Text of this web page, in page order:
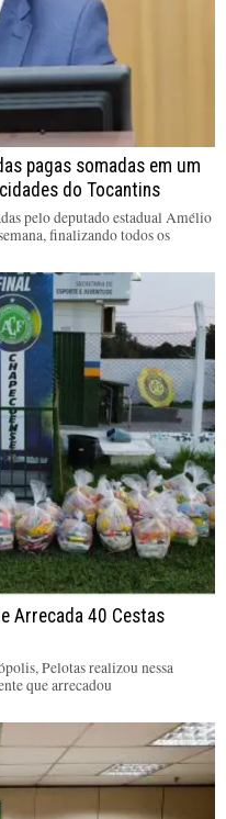
pagas somadas em um
do Tocantins
pelo deputado estadual Amélio
finalizando todos os
Arrecada 40 Cestas
Pelotas realizou nessa
que arrecadou